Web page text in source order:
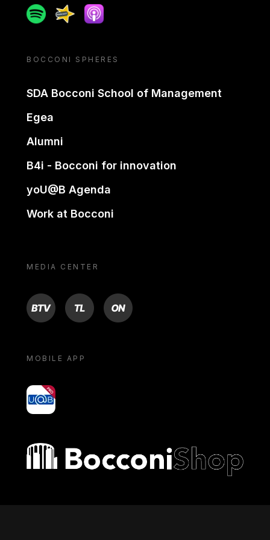
SpotifySpreakerApple podcast
BOCCONI SPHERES
SDA Bocconi School of Management
Egea
Alumni
B4i - Bocconi for innovation
yoU@B Agenda
Work at Bocconi
MEDIA CENTER
BTV TL ON
MOBILE APP
yoU@B
Bocconi shop